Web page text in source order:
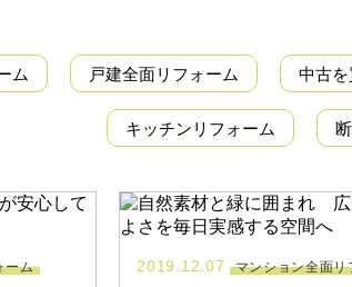
ム 戸建全面リフォーム 中古
キッチンリフォーム
ーム 2019.12.07 マンション全面リ